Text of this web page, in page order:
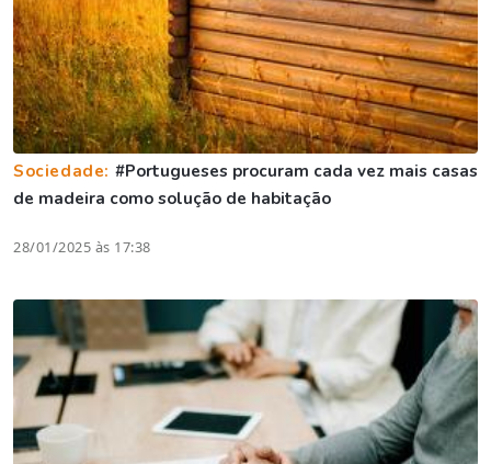
Sociedade: #Portugueses procuram cada vez mais casas
de madeira como solução de habitação
28/01/2025 às 17:38